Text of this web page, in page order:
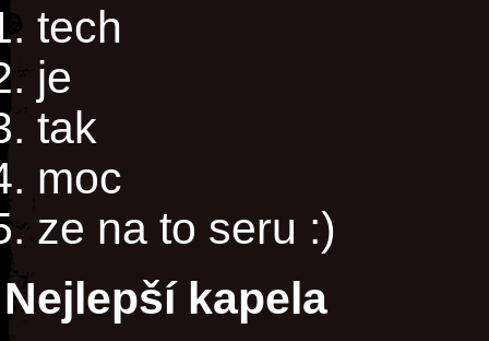
tech
je
tak
moc
ze na to seru :)
Nejlepší kapela